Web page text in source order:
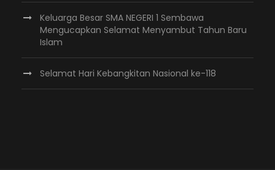
Keluarga Besar SMA NEGERI 1 Sembawa
Mengucapkan Selamat Menyambut Tahun Baru
Islam
Selamat Hari Kebangkitan Nasional ke-118